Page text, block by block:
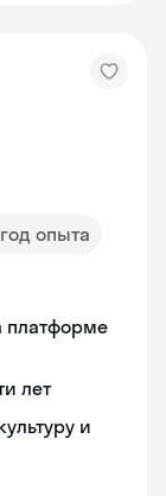
год опыта
платформе
лет
и